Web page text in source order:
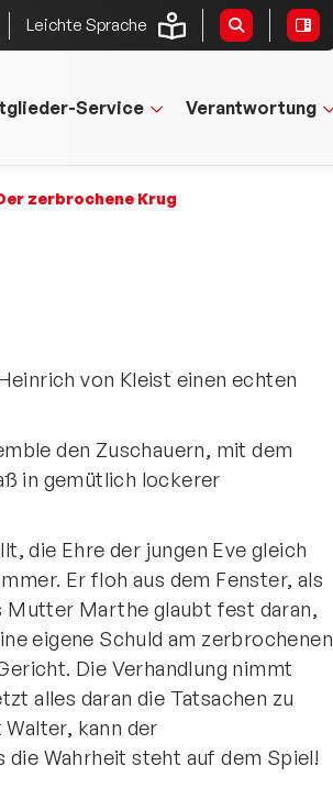
Leichte Sprache
Service Verantwortung
zerbrochene Krug
von Kleist einen echten
den Zuschauern, mit dem
in gemütlich lockerer
die Ehre der jungen Eve gleich
Er floh aus dem Fenster, als
Mutter Marthe glaubt fest daran,
eigene Schuld am zerbrochenen
Die Verhandlung nimmt
alles daran die Tatsachen zu
kann der
Wahrheit steht auf dem Spiel!